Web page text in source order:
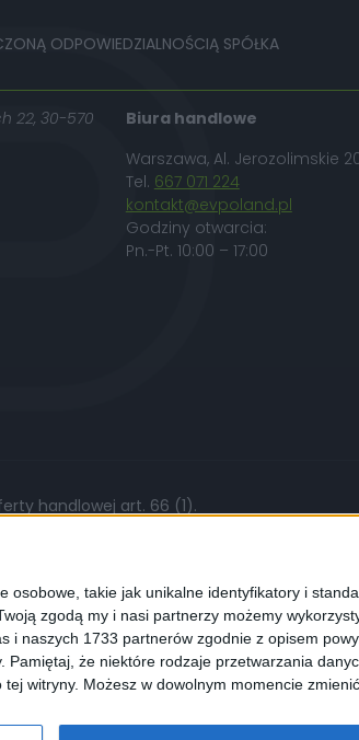
takie jak unikalne identyfikatory i
zgodą my i nasi partnerzy możemy
naszych 1733 partnerów zgodnie z opisem
Pamiętaj, że niektóre rodzaje przetwarzania
witryny. Możesz w dowolnym momencie
ODPOWIEDZIALNOŚCIĄ SPÓŁKA
22, 30-570
Biura handlowe
Warszawa, Al. Jerozolimskie
Tel. 667 071 224
kontakt@evpoland.pl
Godziny otwarcia:
Pn.-Pt. 10:00 – 17:00
handlowej art. 66 (1).
plików cookies. Używamy ich do
zmienić ustawienia dotyczące